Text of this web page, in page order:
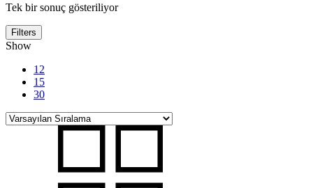
Tek bir sonuç gösteriliyor
Filters
Show
12
15
30